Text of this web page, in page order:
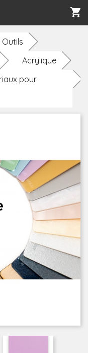
shopping_cart
Acrylique
pour